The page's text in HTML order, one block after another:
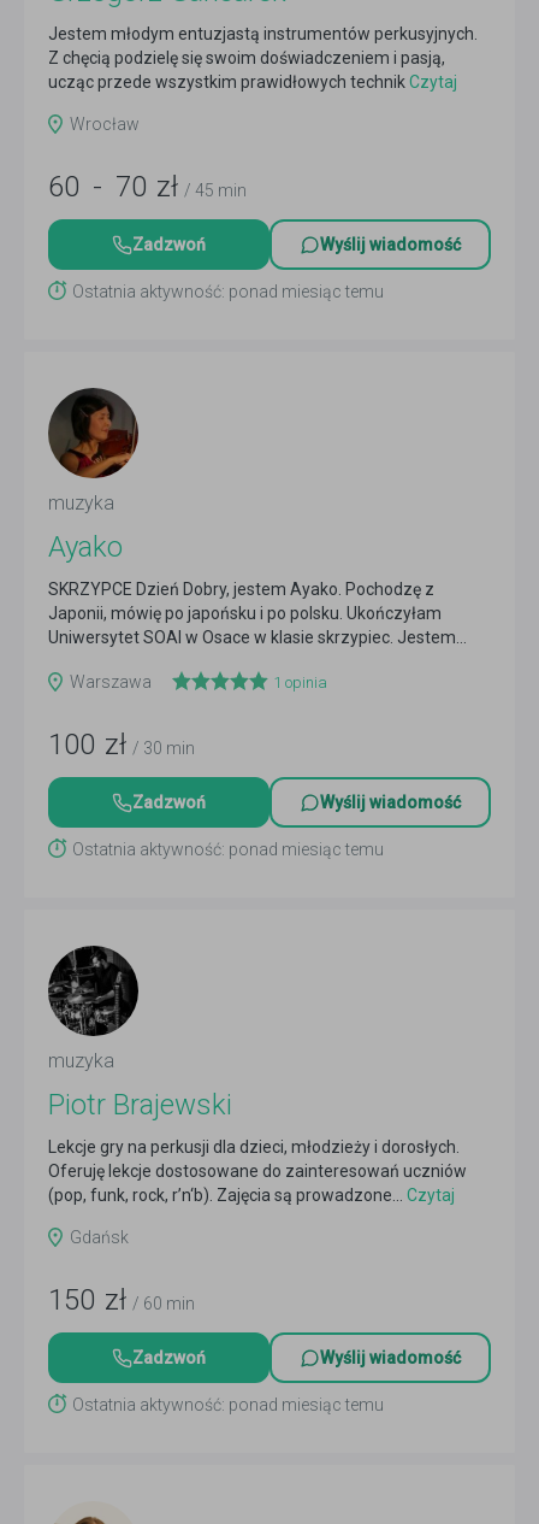
Jestem młodym entuzjastą instrumentów perkusyjnych.
Z chęcią podzielę się swoim doświadczeniem i pasją,
ucząc przede wszystkim prawidłowych technikCzytaj
Wrocław
60 - 70 zł / 45 min
Zadzwoń Wyślij wiadomość
Ostatnia aktywność: ponad miesiąc temu
muzyka
Ayako
SKRZYPCE Dzień Dobry, jestem Ayako. Pochodzę z
Japonii, mówię po japońsku i po polsku. Ukończyłam
Uniwersytet SOAI w Osace w klasie skrzypiec. Jestem...
Warszawa
1 opinia
100 zł / 30 min
Zadzwoń Wyślij wiadomość
Ostatnia aktywność: ponad miesiąc temu
muzyka
Piotr Brajewski
Lekcje gry na perkusji dla dzieci, młodzieży i dorosłych.
Oferuję lekcje dostosowane do zainteresowań uczniów
(pop, funk, rock, r’n‘b). Zajęcia są prowadzone...
Czytaj
Gdańsk
150 zł / 60 min
Zadzwoń Wyślij wiadomość
Ostatnia aktywność: ponad miesiąc temu